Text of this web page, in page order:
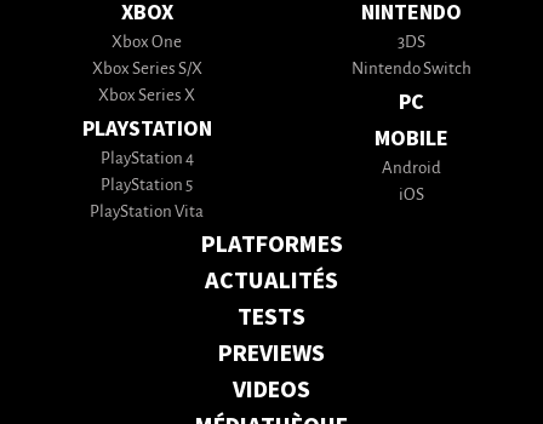
XBOX
Xbox One
Xbox Series S/X
Xbox Series X
PLAYSTATION
PlayStation 4
PlayStation 5
PlayStation Vita
NINTENDO
3DS
Nintendo Switch
PC
MOBILE
Android
iOS
PLATFORMES
ACTUALITÉS
TESTS
PREVIEWS
VIDEOS